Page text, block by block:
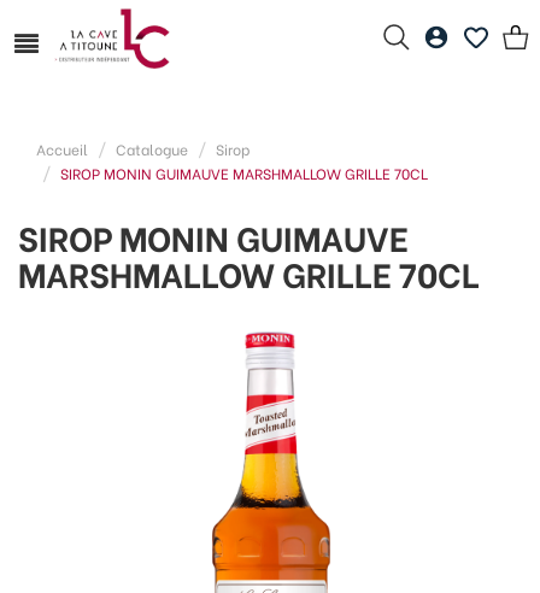
Accueil Catalogue
Sirop
SIROP MONIN GUIMAUVE MARSHMALLOW GRILLE 70CL
SIROP MONIN GUIMAUVE
MARSHMALLOW GRILLE 70CL